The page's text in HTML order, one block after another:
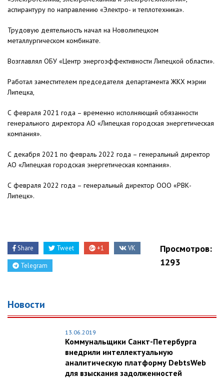
аспирантуру по направлению «Электро- и теплотехника».
Трудовую деятельность начал на Новолипецком
металлургическом комбинате.
Возглавлял ОБУ «Центр энергоэффективности Липецкой области».
Работал заместителем председателя департамента ЖКХ мэрии
Липецка,
С февраля 2021 года – временно исполняющий обязанности
генерального директора АО «Липецкая городская энергетическая
компания».
С декабря 2021 по февраль 2022 года – генеральный директор
АО «Липецкая городская энергетическая компания».
С февраля 2022 года – генеральный директор ООО «РВК-
Липецк».
Share Tweet +1 VK
Telegram
Просмотров:
1293
Новости
13.06.2019
Коммунальщики Санкт-Петербурга
внедрили интеллектуальную
аналитическую платформу DebtsWeb
для взыскания задолженностей